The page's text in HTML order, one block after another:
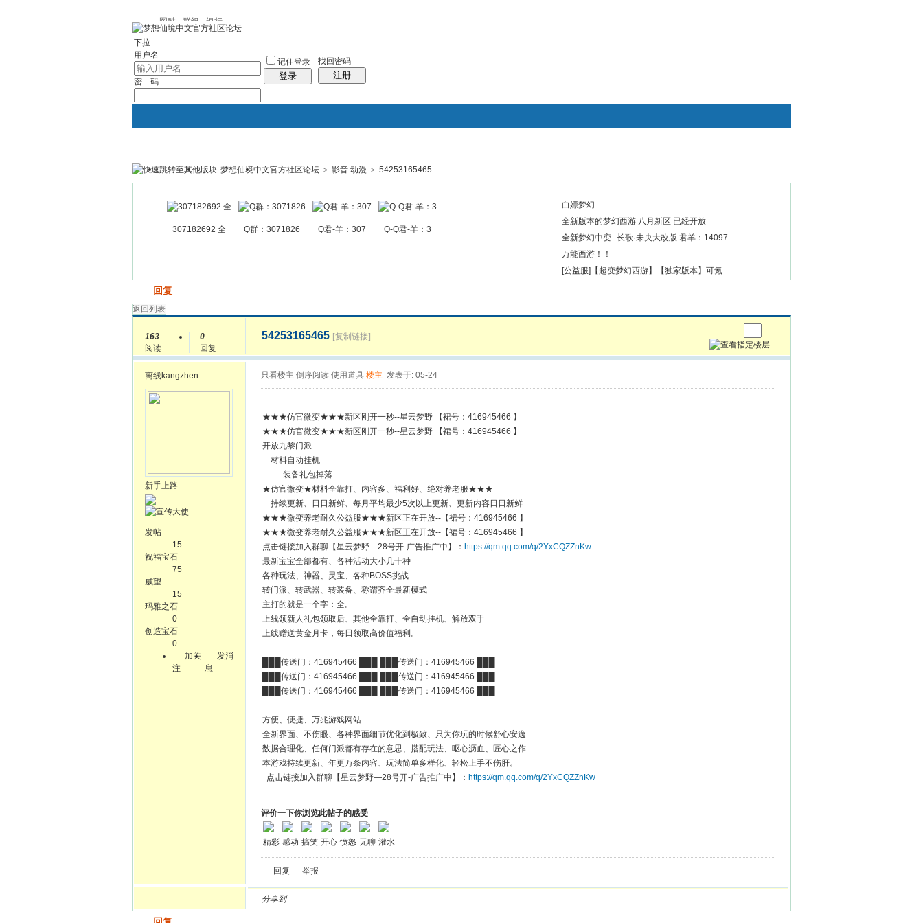
图酷 群组 银行
下拉
用户名
密 码
记住登录
登录
找回密码
注册
银行 群组聚合 我的空间
帖子
搜索
梦想仙境中文官方社区论坛 > 影音 动漫 > 54253165465
307182692 全 Q群：3071826 Q君-羊：307 Q-Q君-羊：3
白嫖梦幻
全新版本的梦幻西游 八月新区 已经开放
全新梦幻中变--长歌·未央大改版 君羊：14097
万能西游！！
[公益服]【超变梦幻西游】【独家版本】可氪
回复
返回列表
163
阅读
0
回复
54253165465 [复制链接]
离线kangzhen
新手上路
发帖
15
祝福宝石
75
威望
15
玛雅之石
0
创造宝石
0
加关
注
发消
息
只看楼主 倒序阅读 使用道具 楼主 发表于: 05-24
★★★仿官微变★★★新区刚开一秒--星云梦野 【裙号：416945466 】
★★★仿官微变★★★新区刚开一秒--星云梦野 【裙号：416945466 】
开放九黎门派
材料自动挂机
装备礼包掉落
★仿官微变★材料全靠打、内容多、福利好、绝对养老服★★★
持续更新、日日新鲜、每月平均最少5次以上更新、更新内容日日新鲜
★★★微变养老耐久公益服★★★新区正在开放--【裙号：416945466 】
★★★微变养老耐久公益服★★★新区正在开放--【裙号：416945466 】
点击链接加入群聊【星云梦野—28号开-广告推广中】： https://qm.qq.com/q/2YxCQZZnKw
最新宝宝全部都有、各种活动大小几十种
各种玩法、神器、灵宝、各种BOSS挑战
转门派、转武器、转装备、称谓齐全最新模式
主打的就是一个字：全。
上线领新人礼包领取后、其他全靠打、全自动挂机、解放双手
上线赠送黄金月卡，每日领取高价值福利。
------------
███传送门：416945466 ███ ███传送门：416945466 ███
███传送门：416945466 ███ ███传送门：416945466 ███
███传送门：416945466 ███ ███传送门：416945466 ███
方便、便捷、万兆游戏网站
全新界面、不伤眼、各种界面细节优化到极致、只为你玩的时候舒心安逸
数据合理化、任何门派都有存在的意思、搭配玩法、呕心沥血、匠心之作
本游戏持续更新、年更万条内容、玩法简单多样化、轻松上手不伤肝。
点击链接加入群聊【星云梦野—28号开-广告推广中】： https://qm.qq.com/q/2YxCQZZnKw
评价一下你浏览此帖子的感受
精彩 感动 搞笑 开心 愤怒 无聊 灌水
回复 举报
分享到